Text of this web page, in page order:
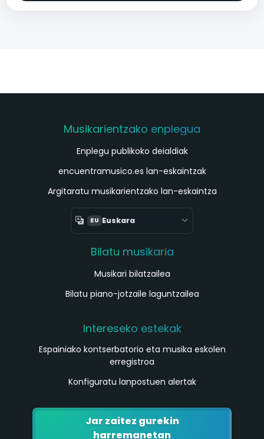
Musikarientzako enplegua
Enplegu publikoko deialdiak
encuentramusico.es lan-eskaintzak
Argitaratu musikarientzako lan-eskaintza
EU Euskara
Bilatu musikaria
Musikari bilatzailea
Bilatu piano-jotzaile laguntzailea
Intereseko estekak
Espainiako kontserbatorio eta musika eskolen
erregistroa
Konfiguratu lanpostuen alertak
Jar zaitez gurekin
harremanetan